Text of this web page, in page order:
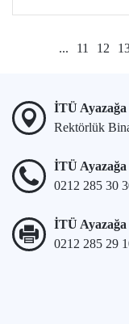
... 11 12
İTÜ Ayazağa
Rektörlük
İTÜ Ayazağa
0212 285 30
İTÜ Ayazağa
0212 285 29